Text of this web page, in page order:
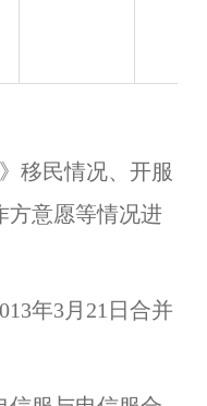
民情况、开服
方意愿等情况进
年3月21日合并